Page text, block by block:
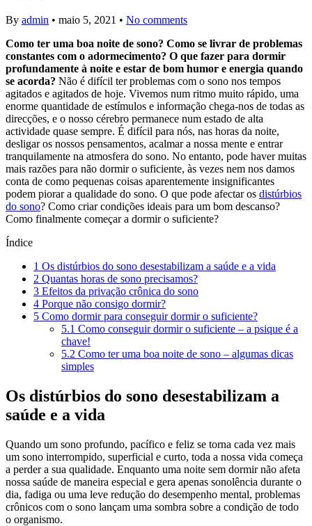
By admin • maio 5, 2021 • No comments
Como ter uma boa noite de sono? Como se livrar de problemas
constantes com o adormecimento? O que fazer para dormir
profundamente à noite e estar de bom humor e energia quando
se acorda? Não é difícil ter problemas com o sono nos tempos
agitados e agitados de hoje. Vivemos num ritmo muito rápido, uma
enorme quantidade de estímulos e informação chega-nos de todas as
direcções, e o nosso cérebro permanece num estado de alta
actividade quase sempre. É difícil para nós, nas horas da noite,
desligar os nossos pensamentos, acalmar a nossa mente e entrar
tranquilamente na atmosfera do sono. No entanto, pode haver muitas
mais razões para não dormir o suficiente, às vezes nem nos damos
conta de como pequenas coisas aparentemente insignificantes
podem piorar a qualidade do sono. O que pode afectar os distúrbios
do sono? Como criar condições ideais para um bom descanso?
Como finalmente começar a dormir o suficiente?
Índice
1 Os distúrbios do sono desestabilizam a saúde e a vida
2 Quantas horas de sono precisamos?
3 Efeitos da privação crônica do sono
4 Porque não consigo dormir?
5 Como dormir para conseguir dormir o suficiente?
5.1 Como conseguir dormir o suficiente – a psique é a
chave!
5.2 Como ter uma boa noite de sono – algumas dicas
simples
Os distúrbios do sono desestabilizam a
saúde e a vida
Quando um sono profundo, pacífico e feliz se torna cada vez mais
um sono interrompido, superficial e curto, toda a nossa vida começa
a perder a sua qualidade. Enquanto uma noite sem dormir não afeta
nossa saúde de maneira especial e gera apenas sonolência durante o
dia, fadiga ou uma leve redução do desempenho mental, problemas
crônicos com o sono lançam uma sombra sobre a condição de todo
o organismo.